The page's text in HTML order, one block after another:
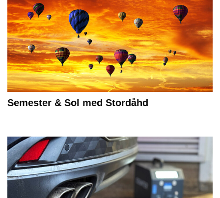
Semester & Sol med Stordåhd